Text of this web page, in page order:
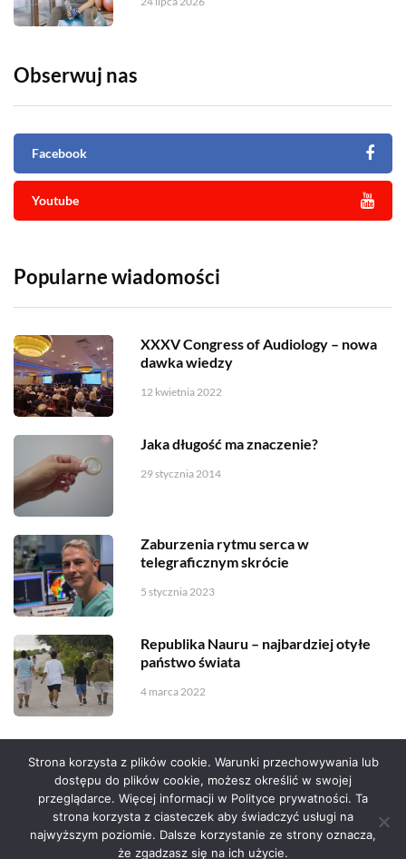
Obserwuj nas
Facebook
Youtube
Popularne wiadomości
XXXV Congress of Audiology – nowa
dawka wiedzy
12 kwietnia 2022
Jaka długość ma znaczenie?
29 stycznia 2014
Zaburzenia rytmu serca w
telegraficznym skrócie
5 stycznia 2023
Republika Nauru – najbardziej otyłe
państwo świata
4 marca 2022
Serwis zaprojektował Grzegorz Sztank .
Strona korzysta z plików cookie. Warunki przechowywania lub
dostępu do plików cookie, możesz określić w swojej
przeglądarce. Więcej informacji w Polityce prywatności. Ta
strona korzysta z ciasteczek aby świadczyć usługi na
najwyższym poziomie. Dalsze korzystanie ze strony oznacza,
że zgadzasz się na ich użycie.